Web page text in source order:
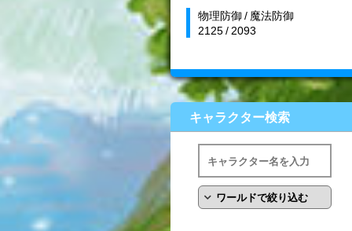
物理防御 / 魔法防御
2125 / 2093
キャラクター検索